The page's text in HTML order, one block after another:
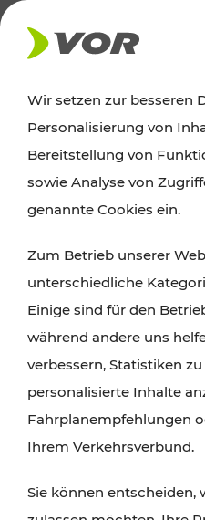
AKTUELLES
Ausflugstipps
Wien, Niederösterreich
Wanderungen, Kultur
Radtouren oder purer
Attraktionen sind mit
Angeboten des VOR gut
Wir setzen zur besseren
Personalisierung von
Bereitstellung von
sowie Analyse von
genannte Cookies ein.
Zum Betrieb unserer
unterschiedliche
Einige sind für den
während andere uns
verbessern, Statistiken
personalisierte Inhalte
Fahrplanempfehlungen
Ihrem Verkehrsverbund.
Sie können entscheiden,